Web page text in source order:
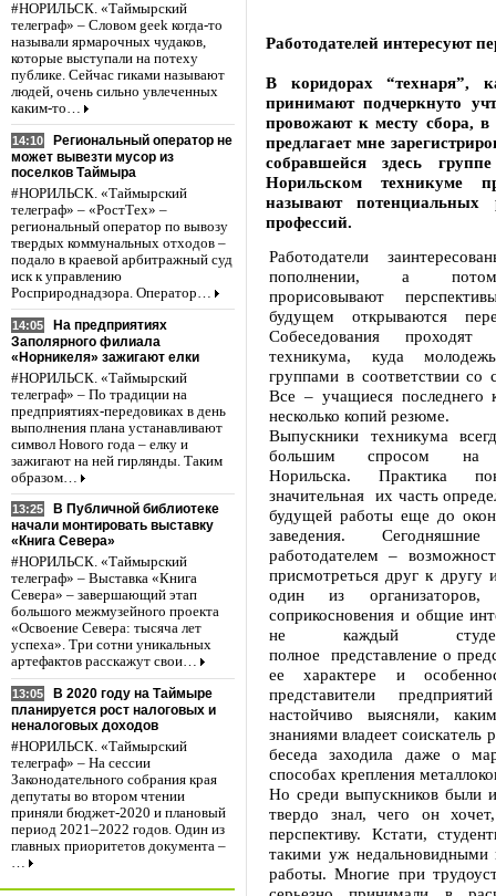
#НОРИЛЬСК. «Таймырский
телеграф» – Словом geek когда-то
называли ярмарочных чудаков,
которые выступали на потеху
публике. Сейчас гиками называют
людей, очень сильно увлеченных
каким-то…
14:10
Региональный оператор не
может вывезти мусор из
поселков Таймыра
#НОРИЛЬСК. «Таймырский
телеграф» – «РостТех» –
региональный оператор по вывозу
твердых коммунальных отходов –
подало в краевой арбитражный суд
иск к управлению
Росприроднадзора. Оператор…
14:05
На предприятиях
Заполярного филиала
«Норникеля» зажигают елки
#НОРИЛЬСК. «Таймырский
телеграф» – По традиции на
предприятиях-передовиках в день
выполнения плана устанавливают
символ Нового года – елку и
зажигают на ней гирлянды. Таким
образом…
13:25
В Публичной библиотеке
начали монтировать выставку
«Книга Севера»
#НОРИЛЬСК. «Таймырский
телеграф» – Выставка «Книга
Севера» – завершающий этап
большого межмузейного проекта
«Освоение Севера: тысяча лет
успеха». Три сотни уникальных
артефактов расскажут свои…
13:05
В 2020 году на Таймыре
планируется рост налоговых и
неналоговых доходов
#НОРИЛЬСК. «Таймырский
телеграф» – На сессии
Законодательного собрания края
депутаты во втором чтении
приняли бюджет-2020 и плановый
период 2021–2022 годов. Один из
главных приоритетов документа –
…
Работодателей интересуют
В коридорах “технаря”,
принимают подчеркнуто
провожают к месту сбора,
предлагает мне
собравшейся здесь
Норильском техникуме
называют потенциальных
профессий.
Работодатели
пополнении, а
прорисовывают
будущем открываются
Собеседования проходят
техникума, куда
группами в соответствии со
Все – учащиеся последнего
несколько копий резюме.
Выпускники техникума
большим спросом на
Норильска. Практика
значительная их часть
будущей работы еще до
заведения.
работодателем –
присмотреться друг к другу
один из
соприкосновения и общие
не каждый
полное представление о
ее характере и
представители
настойчиво выясняли,
знаниями владеет соискатель
беседа заходила даже о
способах крепления
Но среди выпускников были
твердо знал, чего он
перспективу. Кстати,
такими уж недальновидными
работы. Многие при